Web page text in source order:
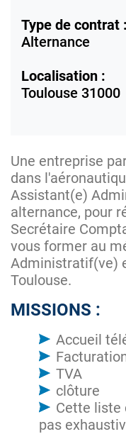
Type de contrat :
Alternance
Localisation :
Toulouse 31000
Une entreprise
dans
Assistant(e)
alternance, pour
Secrétaire
vous former au
Administratif(ve)
Toulouse.
MISSIONS :
Accueil
TVA
clôture
Cette liste
pas